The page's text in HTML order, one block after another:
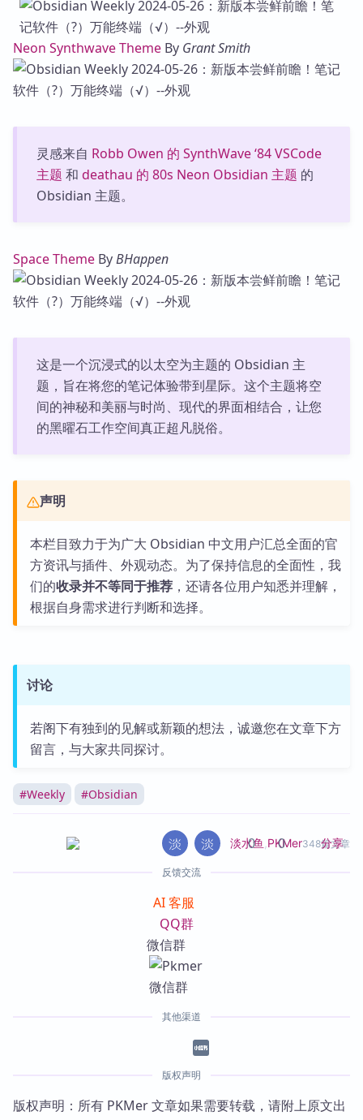
Neon Synthwave Theme By Grant Smith
灵感来自 Robb Owen 的 SynthWave ‘84 VSCode
主题 和 deathau 的 80s Neon Obsidian 主题 的
Obsidian 主题。
Space Theme ByBHappen
这是一个沉浸式的以太空为主题的 Obsidian 主
题，旨在将您的笔记体验带到星际。这个主题将空
间的神秘和美丽与时尚、现代的界面相结合，让您
的黑曜石工作空间真正超凡脱俗。
声明
本栏目致力于为广大 Obsidian 中文用户汇总全面的官
方资讯与插件、外观动态。为了保持信息的全面性，我
们的收录并不等同于推荐，还请各位用户知悉并理解，
根据自身需求进行判断和选择。
讨论
若阁下有独到的见解或新颖的想法，诚邀您在文章下方
留言，与大家共同探讨。
#Weekly #Obsidian
淡水鱼 PKMer348篇文章
0 0 分享
反馈交流
AI 客服
QQ群
微信群
其他渠道
版权声明
版权声明：所有 PKMer 文章如果需要转载，请附上原文出